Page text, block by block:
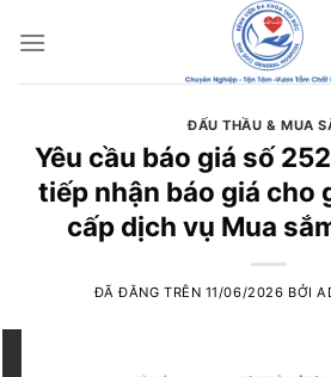
đến
ĐẤU THẦU & MUA
Yêu cầu báo giá số
tiếp nhận báo giá cho
cấp dịch vụ Mua
ĐÃ ĐĂNG TRÊN 11/06/2026 BỞI